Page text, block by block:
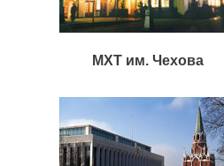
МХТ им. Чехова